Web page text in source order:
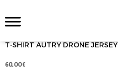
T-SHIRT AUTRY DRONE JERSEY
60,00€